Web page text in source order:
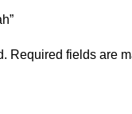
Required fields are